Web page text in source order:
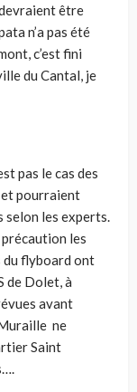
être
n’a pas été
c’est fini
du Cantal, je
pas le cas des
et pourraient
selon les experts.
les
du flyboard ont
de Dolet, à
avant
ne
Saint